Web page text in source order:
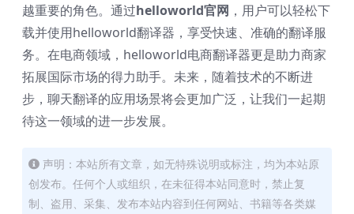
越重要的角色。通过helloworld官网 ，用户可以轻松下
载并使用helloworld翻译器，享受快速、准确的翻译服
务。在电商领域，helloworld电商翻译器更是助力商家
拓展国际市场的得力助手。未来，随着技术的不断进
步，聊天翻译的应用场景将会更加广泛，让我们一起期
待这一领域的进一步发展。
声明：本站所有文章，如无特殊说明或标注，均为本站原
创发布。任何个人或组织，在未征得本站同意时，禁止复
制、盗用、采集、发布本站内容到任何网站、书籍等各类媒